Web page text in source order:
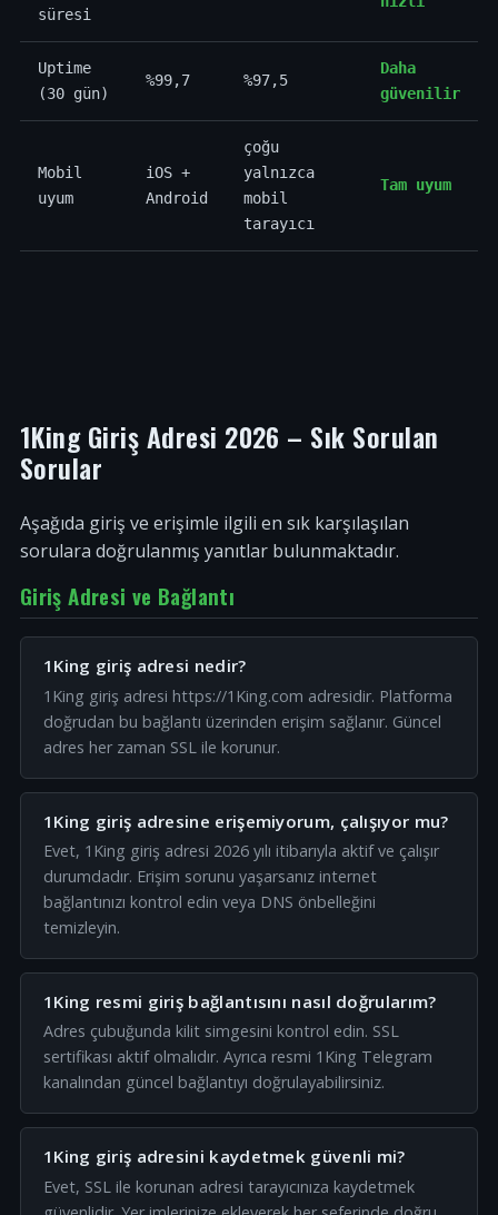
süresi
Uptime
(30 gün)
%99,7 %97,5
Daha
güvenilir
Mobil
uyum
iOS +
Android
çoğu
yalnızca
mobil
tarayıcı
Tam uyum
1King Giriş Adresi 2026 – Sık Sorulan
Sorular
Aşağıda giriş ve erişimle ilgili en sık karşılaşılan
sorulara doğrulanmış yanıtlar bulunmaktadır.
Giriş Adresi ve Bağlantı
1King giriş adresi nedir?
1King giriş adresi https://1King.com adresidir. Platforma
doğrudan bu bağlantı üzerinden erişim sağlanır. Güncel
adres her zaman SSL ile korunur.
1King giriş adresine erişemiyorum, çalışıyor mu?
Evet, 1King giriş adresi 2026 yılı itibarıyla aktif ve çalışır
durumdadır. Erişim sorunu yaşarsanız internet
bağlantınızı kontrol edin veya DNS önbelleğini
temizleyin.
1King resmi giriş bağlantısını nasıl doğrularım?
Adres çubuğunda kilit simgesini kontrol edin. SSL
sertifikası aktif olmalıdır. Ayrıca resmi 1King Telegram
kanalından güncel bağlantıyı doğrulayabilirsiniz.
1King giriş adresini kaydetmek güvenli mi?
Evet, SSL ile korunan adresi tarayıcınıza kaydetmek